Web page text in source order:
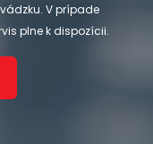
V prípade
plne k dispozícii.